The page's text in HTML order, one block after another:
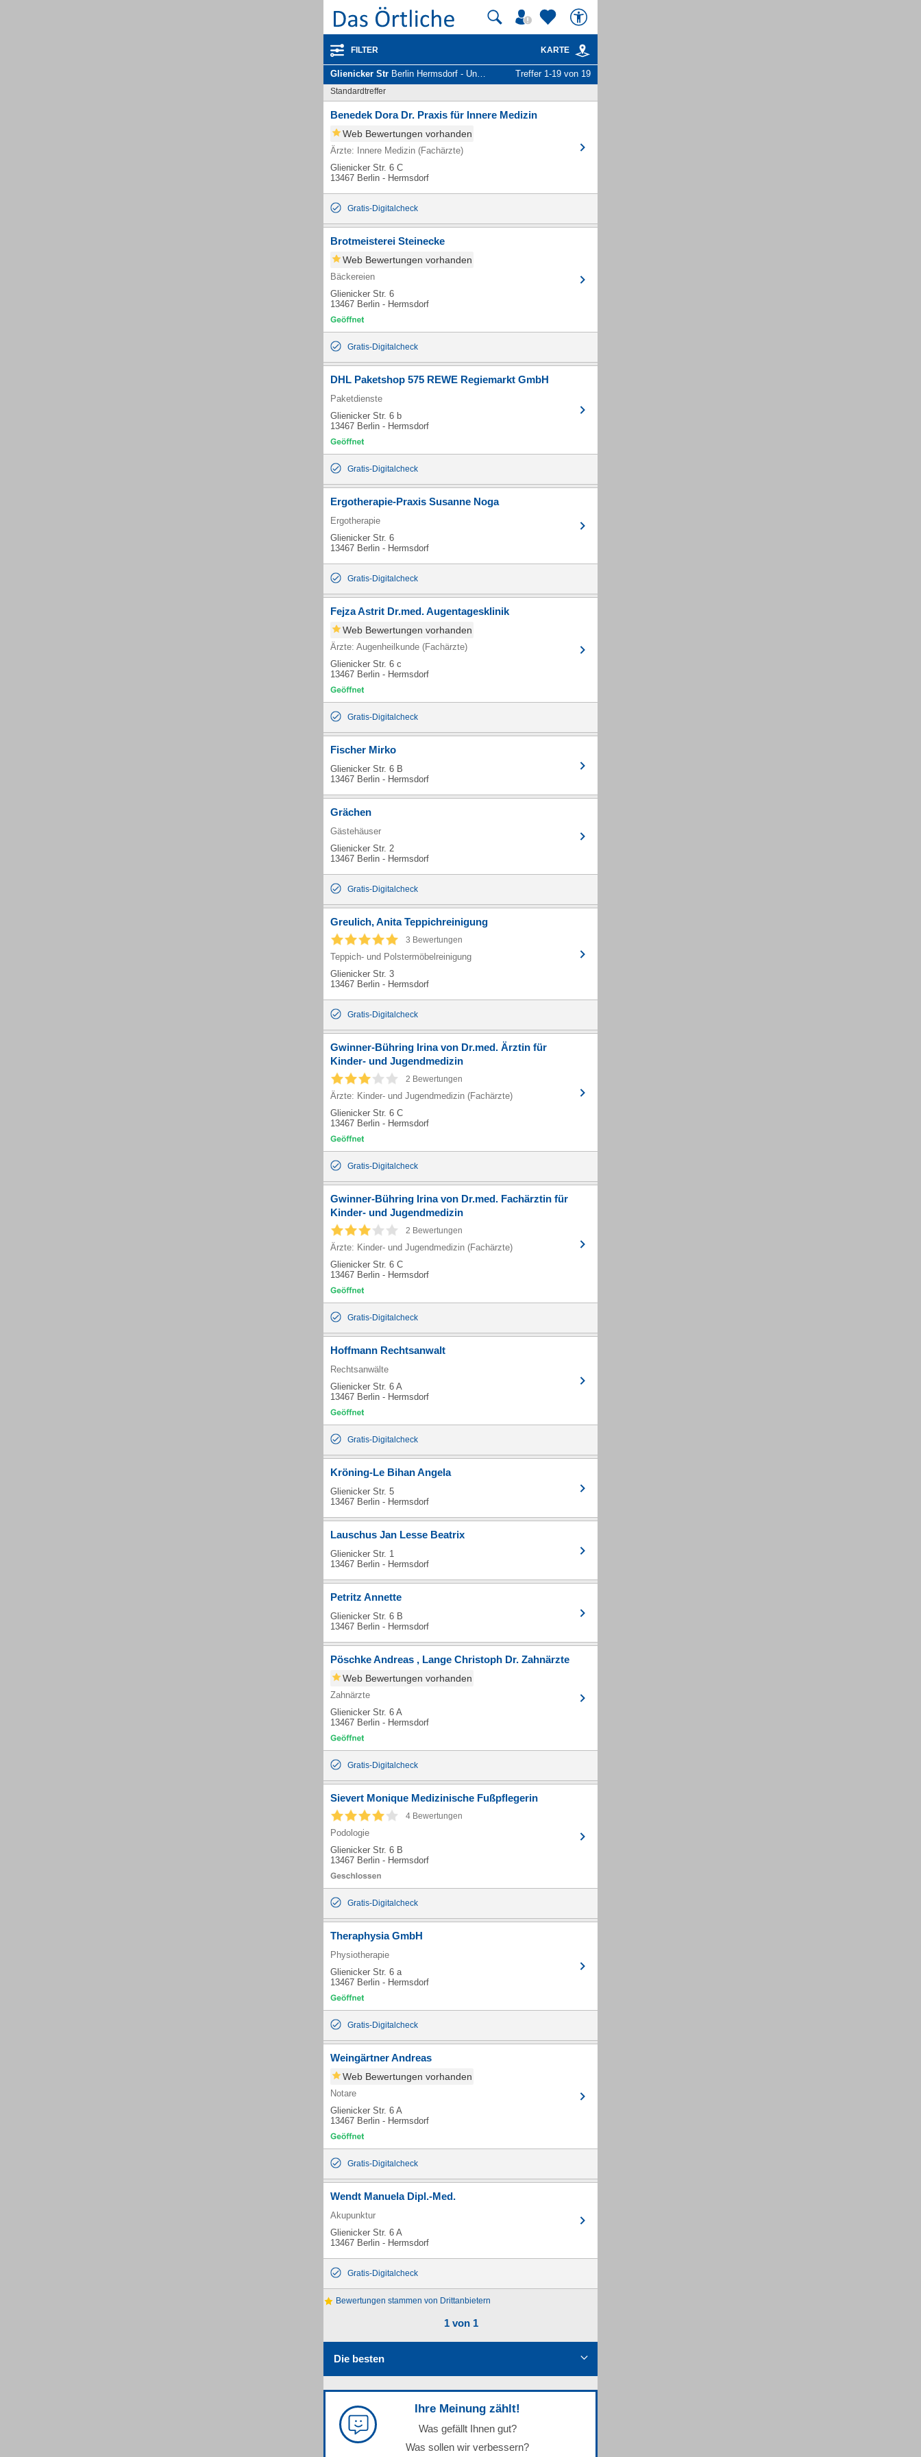
FILTER KARTE
Glienicker Str Berlin Hermsdorf - Unternehmen und Personen Treffer 1-19 von 19
Standardtreffer
Benedek Dora Dr. Praxis für Innere Medizin
Web Bewertungen vorhanden
Ärzte: Innere Medizin (Fachärzte)
Glienicker Str. 6 C
13467 Berlin - Hermsdorf
Gratis-Digitalcheck
Brotmeisterei Steinecke
Web Bewertungen vorhanden
Bäckereien
Glienicker Str. 6
13467 Berlin - Hermsdorf
Gratis-Digitalcheck
DHL Paketshop 575 REWE Regiemarkt GmbH
Paketdienste
Glienicker Str. 6 b
13467 Berlin - Hermsdorf
Gratis-Digitalcheck
Ergotherapie-Praxis Susanne Noga
Ergotherapie
Glienicker Str. 6
13467 Berlin - Hermsdorf
Gratis-Digitalcheck
Fejza Astrit Dr.med. Augentagesklinik
Web Bewertungen vorhanden
Ärzte: Augenheilkunde (Fachärzte)
Glienicker Str. 6 c
13467 Berlin - Hermsdorf
Gratis-Digitalcheck
Fischer Mirko
Glienicker Str. 6 B
13467 Berlin - Hermsdorf
Grächen
Gästehäuser
Glienicker Str. 2
13467 Berlin - Hermsdorf
Gratis-Digitalcheck
Greulich, Anita Teppichreinigung
3 Bewertungen
Teppich- und Polstermöbelreinigung
Glienicker Str. 3
13467 Berlin - Hermsdorf
Gratis-Digitalcheck
Gwinner-Bühring Irina von Dr.med. Ärztin für
Kinder- und Jugendmedizin
2 Bewertungen
Ärzte: Kinder- und Jugendmedizin (Fachärzte)
Glienicker Str. 6 C
13467 Berlin - Hermsdorf
Gratis-Digitalcheck
Gwinner-Bühring Irina von Dr.med. Fachärztin für
Kinder- und Jugendmedizin
2 Bewertungen
Ärzte: Kinder- und Jugendmedizin (Fachärzte)
Glienicker Str. 6 C
13467 Berlin - Hermsdorf
Gratis-Digitalcheck
Hoffmann Rechtsanwalt
Rechtsanwälte
Glienicker Str. 6 A
13467 Berlin - Hermsdorf
Gratis-Digitalcheck
Kröning-Le Bihan Angela
Glienicker Str. 5
13467 Berlin - Hermsdorf
Lauschus Jan Lesse Beatrix
Glienicker Str. 1
13467 Berlin - Hermsdorf
Petritz Annette
Glienicker Str. 6 B
13467 Berlin - Hermsdorf
Pöschke Andreas , Lange Christoph Dr. Zahnärzte
Web Bewertungen vorhanden
Zahnärzte
Glienicker Str. 6 A
13467 Berlin - Hermsdorf
Gratis-Digitalcheck
Sievert Monique Medizinische Fußpflegerin
4 Bewertungen
Podologie
Glienicker Str. 6 B
13467 Berlin - Hermsdorf
Gratis-Digitalcheck
Theraphysia GmbH
Physiotherapie
Glienicker Str. 6 a
13467 Berlin - Hermsdorf
Gratis-Digitalcheck
Weingärtner Andreas
Web Bewertungen vorhanden
Notare
Glienicker Str. 6 A
13467 Berlin - Hermsdorf
Gratis-Digitalcheck
Wendt Manuela Dipl.-Med.
Akupunktur
Glienicker Str. 6 A
13467 Berlin - Hermsdorf
Gratis-Digitalcheck
Bewertungen stammen von Drittanbietern
1 von 1
Die besten
Ihre Meinung zählt!
Was gefällt Ihnen gut?
Was sollen wir verbessern?